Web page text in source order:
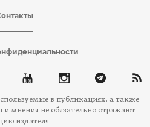
в публикациях, а также
мнения не обязательно отражают
издателя